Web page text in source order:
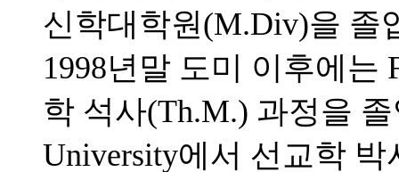
신학대학원(M.Div)을 졸
1998년말 도미 이후에는
학 석사(Th.M.) 과정을
University에서 선교학